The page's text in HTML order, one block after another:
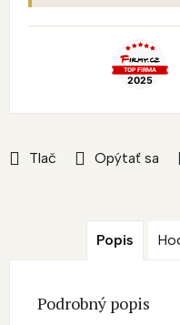
Tlač Opýtať sa
Popis
Podrobný popis